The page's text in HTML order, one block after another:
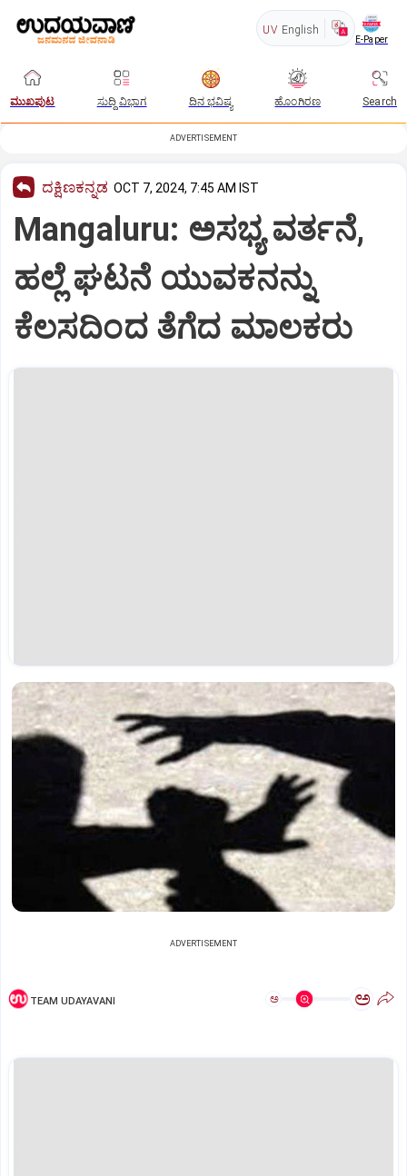
UV English
E-Paper
ಮುಖಪುಟ ಸುದ್ದಿ ವಿಭಾಗ ದಿನ ಭವಿಷ್ಯ ಹೊಂಗಿರಣ Search
ADVERTISEMENT
ದಕ್ಷಿಣಕನ್ನಡ OCT 7, 2024, 7:45 AM IST
Mangaluru: ಅಸಭ್ಯ ವರ್ತನೆ,
ಹಲ್ಲೆ ಘಟನೆ ಯುವಕನನ್ನು
ಕೆಲಸದಿಂದ ತೆಗೆದ ಮಾಲಕರು
ADVERTISEMENT
TEAM UDAYAVANI ಅ ಅ